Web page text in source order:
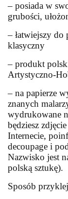
– posiada w
grubości,
– łatwiejszy do
klasyczny
– produkt
Artystyczno-
– na papierze
znanych
wydrukowane
będziesz
Internecie,
decoupage i
Nazwisko jest
polską sztukę).
Sposób